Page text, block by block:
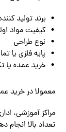
برند تولید
کیفیت مواد
نوع طراحی
پایه فلزی یا
خرید عمده یا
معمولا در خرید
مراکز آموزشی،
تعداد بالا انجام